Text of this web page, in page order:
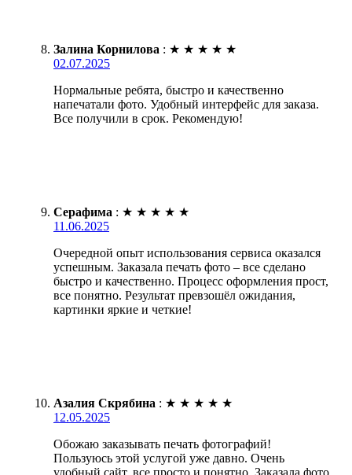
Залина Корнилова : ★ ★ ★ ★ ★
02.07.2025
Нормальные ребята, быстро и качественно
напечатали фото. Удобный интерфейс для заказа.
Все получили в срок. Рекомендую!
Серафима : ★ ★ ★ ★ ★
11.06.2025
Очередной опыт использования сервиса оказался
успешным. Заказала печать фото – все сделано
быстро и качественно. Процесс оформления прост,
все понятно. Результат превзошёл ожидания,
картинки яркие и четкие!
Азалия Скрябина : ★ ★ ★ ★ ★
12.05.2025
Обожаю заказывать печать фотографий!
Пользуюсь этой услугой уже давно. Очень
удобный сайт, все просто и понятно. Заказала фото